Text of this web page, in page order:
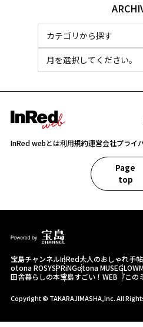
InRed webとは利用規約運営会社プライ
Page
top
宝島チャンネルInRed大人のおしゃれ手帖
otona ROSYSPRiNGotona MUSEGLOW
田舎暮らしの本宝島すごい！WEB 『こ
Copyright © TAKARAJIMASHA,Inc. All